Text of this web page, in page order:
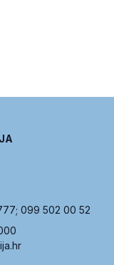
099 502 00 52